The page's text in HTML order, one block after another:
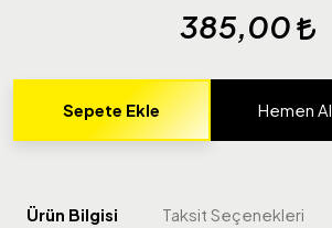
385,00
Sepete Ekle Hemen Al
Ürün Bilgisi Taksit Seçenekleri